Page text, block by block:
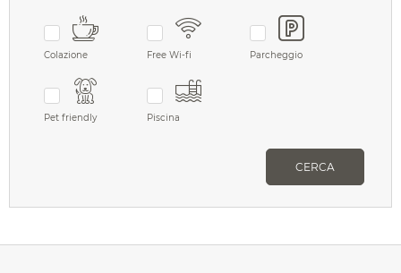
Colazione Free Wi-fi Parcheggio
Pet friendly Piscina
CERCA